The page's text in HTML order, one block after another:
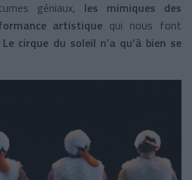
géniaux, les mimiques des
artistique qui nous font
Le cirque du soleil n’a qu’à bien se